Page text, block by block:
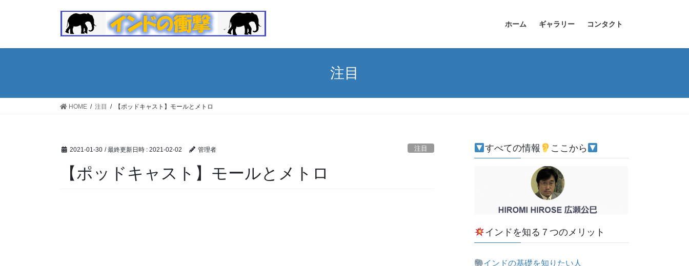
ホーム ギャラリー コンタクト
注目
HOME 注目 【ポッドキャスト】モールとメトロ
2021-01-30 / 最終更新日時 : 2021-02-02 管理者 注目
【ポッドキャスト】モールとメトロ
すべての情報 ここから
インドを知る７つのメリット
インドの基礎を知りたい人